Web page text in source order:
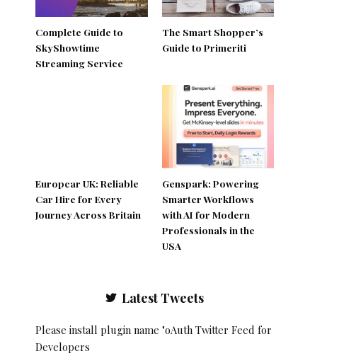
Complete Guide to
SkyShowtime
Streaming Service
The Smart Shopper’s
Guide to Primeriti
Europcar UK: Reliable
Car Hire for Every
Journey Across Britain
Genspark: Powering
Smarter Workflows
with AI for Modern
Professionals in the
USA
Latest Tweets
Please install plugin name "oAuth Twitter Feed for
Developers